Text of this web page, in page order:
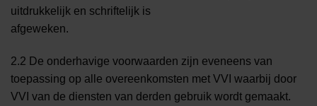
uitdrukkelijk en schriftelijk is
afgeweken.
2.2 De onderhavige voorwaarden zijn eveneens van
toepassing op alle overeenkomsten met VVI waarbij door
VVI van de diensten van derden gebruik wordt gemaakt.